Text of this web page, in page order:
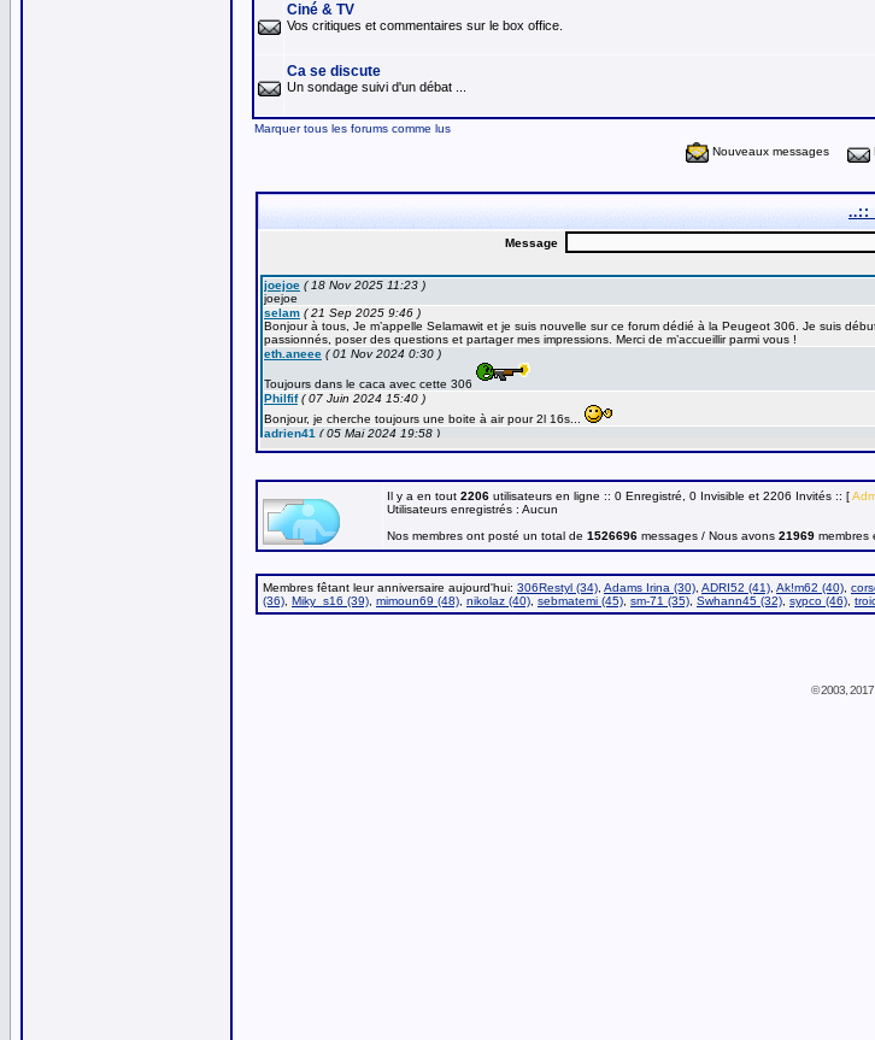
Ciné & TV
Vos critiques et commentaires sur le box office.
Ca se discute
Un sondage suivi d'un débat ...
Marquer tous les forums comme lus
Nouveaux messages
..::
Il y a en tout 2206 utilisateurs en ligne :: 0 Enregistré, 0 Invisible et 2206 Invités :: [
Utilisateurs enregistrés : Aucun
Nos membres ont posté un total de 1526696 messages / Nous avons 21969 membres
Membres fêtant leur anniversaire aujourd'hui: 306Restyl (34) Adams Irina (30) ADRI52 (41) Ak!m62 (40)
(36) Miky_s16 (39) mimoun69 (48) nikolaz (40) sebmatemi (45) sm-71 (35) Swhann45 (32) sypco (46)
© 2003, 2017